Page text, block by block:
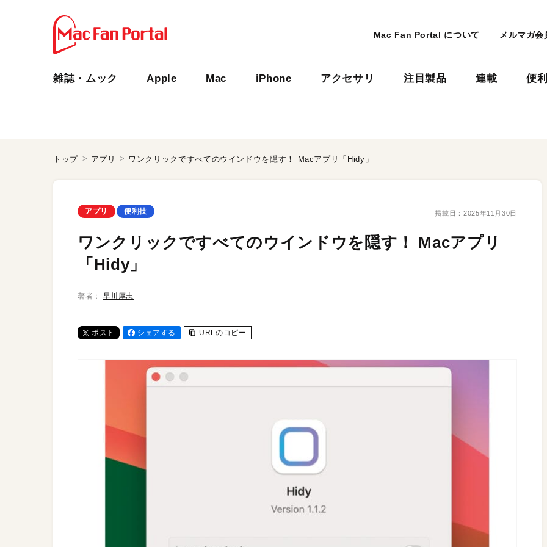
Mac Fan Portal について メルマガ会
雑誌・ムック Apple Mac iPhone アクセサリ 注目製品 連載 便
トップ アプリ ワンクリックですべてのウインドウを隠す！ Macアプリ「Hidy」
アプリ 便利技 掲載日： 2025年11月30日
ワンクリックですべてのウインドウを隠す！ Macアプリ
「Hidy」
著者： 早川厚志
ポスト シェアする URLのコピー